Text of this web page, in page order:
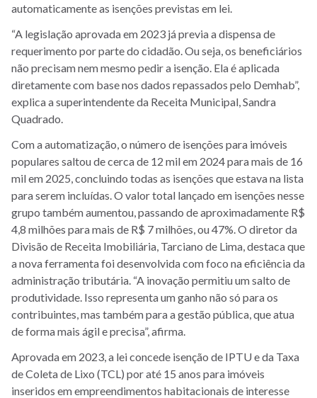
automaticamente as isenções previstas em lei.
“A legislação aprovada em 2023 já previa a dispensa de
requerimento por parte do cidadão. Ou seja, os beneficiários
não precisam nem mesmo pedir a isenção. Ela é aplicada
diretamente com base nos dados repassados pelo Demhab”,
explica a superintendente da Receita Municipal, Sandra
Quadrado.
Com a automatização, o número de isenções para imóveis
populares saltou de cerca de 12 mil em 2024 para mais de 16
mil em 2025, concluindo todas as isenções que estava na lista
para serem incluídas. O valor total lançado em isenções nesse
grupo também aumentou, passando de aproximadamente R$
4,8 milhões para mais de R$ 7 milhões, ou 47%. O diretor da
Divisão de Receita Imobiliária, Tarciano de Lima, destaca que
a nova ferramenta foi desenvolvida com foco na eficiência da
administração tributária. “A inovação permitiu um salto de
produtividade. Isso representa um ganho não só para os
contribuintes, mas também para a gestão pública, que atua
de forma mais ágil e precisa”, afirma.
Aprovada em 2023, a lei concede isenção de IPTU e da Taxa
de Coleta de Lixo (TCL) por até 15 anos para imóveis
inseridos em empreendimentos habitacionais de interesse